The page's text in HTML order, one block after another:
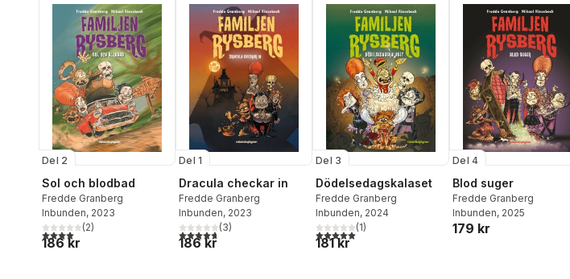
Del 2
Sol och blodbad
Fredde Granberg
Inbunden, 2023
4,0utav 5 stjärnor. Totalt antal röster:
(2)
186 kr
Del 1
Dracula checkar in
Fredde Granberg
Inbunden, 2023
4,7utav 5 stjärnor. Totalt antal röster:
(3)
186 kr
Del 3
Dödelsedagskalaset
Fredde Granberg
Inbunden, 2024
5,0utav 5 stjärnor. Totalt antal röster:
(1)
181 kr
Del 4
Blod suger
Fredde Granberg
Inbunden, 2025
179 kr